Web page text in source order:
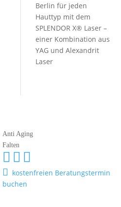
Berlin für jeden
Hauttyp mit dem
SPLENDOR X® Laser –
einer Kombination aus
YAG und Alexandrit
Laser
Anti Aging
Falten
  
 kostenfreien Beratungstermin
buchen